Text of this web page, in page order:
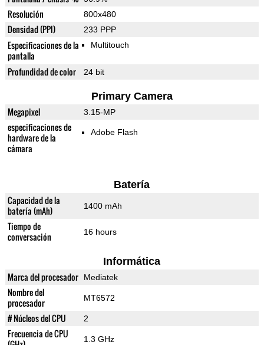
Resolución 800x480
Densidad (PPI) 233 PPP
Especificaciones de la
pantalla
Multitouch
Profundidad de color 24 bit
Primary Camera
Megapixel 3.15-MP
especificaciones de
hardware de la
cámara
Adobe Flash
Batería
Capacidad de la
batería (mAh)
1400 mAh
Tiempo de
conversación
16 hours
Informática
Marca del procesador Mediatek
Nombre del
procesador
MT6572
# Núcleos del CPU 2
Frecuencia de CPU
1.3 GHz